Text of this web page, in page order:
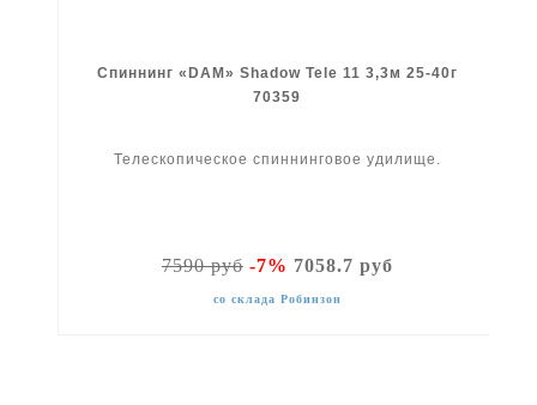
Спиннинг «DAM» Shadow Tele 11 3,3м 25-40г
70359
Телескопическое спиннинговое удилище.
7590 руб-7% 7058.7 руб
со склада Робинзон